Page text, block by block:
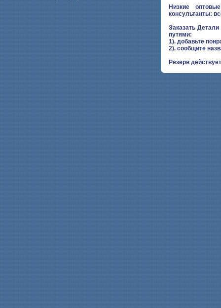
Низкие
консультанты:
Заказать
путями:
1). добавьте
2). сообщите
Резерв